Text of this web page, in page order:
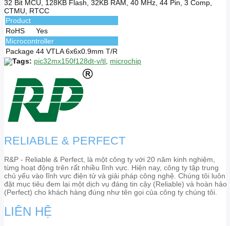
32 Bit MCU, 128KB Flash, 32KB RAM, 40 MHz, 44 Pin, 3 Comp,
CTMU, RTCC
Product
RoHS
Yes
Microcontroller
Package 44 VTLA 6x6x0.9mm T/R
Tags: pic32mx150f128dt-v/tl microchip
RELIABLE & PERFECT
R&P - Reliable & Perfect, là một công ty với 20 năm kinh nghiệm,
từng hoạt động trên rất nhiều lĩnh vực. Hiện nay, công ty tập trung
chủ yếu vào lĩnh vực điện tử và giải pháp công nghệ. Chúng tôi luôn
đặt mục tiêu đem lại một dịch vụ đáng tin cậy (Reliable) và hoàn hảo
(Perfect) cho khách hàng đúng như tên gọi của công ty chúng tôi.
LIÊN HỆ